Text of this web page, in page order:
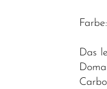
Elektrofahrräder
Das